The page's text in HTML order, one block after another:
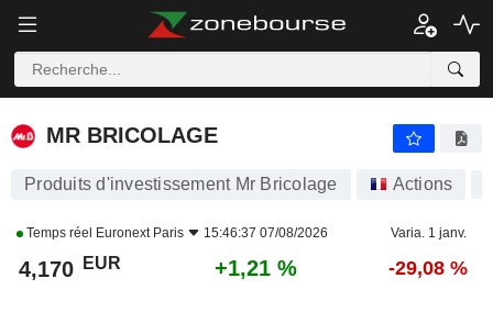
MR BRICOLAGE
MR BRICOLAGE
Produits d'investissement Mr Bricolage Actions
Temps réel Euronext Paris 15:46:37 07/08/2026 Varia. 1 janv.
4,170 EUR +1,21 % -29,08 %